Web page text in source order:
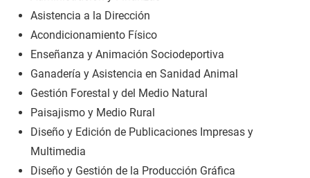
Asistencia a la Dirección
Acondicionamiento Físico
Enseñanza y Animación Sociodeportiva
Ganadería y Asistencia en Sanidad Animal
Gestión Forestal y del Medio Natural
Paisajismo y Medio Rural
Diseño y Edición de Publicaciones Impresas y
Multimedia
Diseño y Gestión de la Producción Gráfica